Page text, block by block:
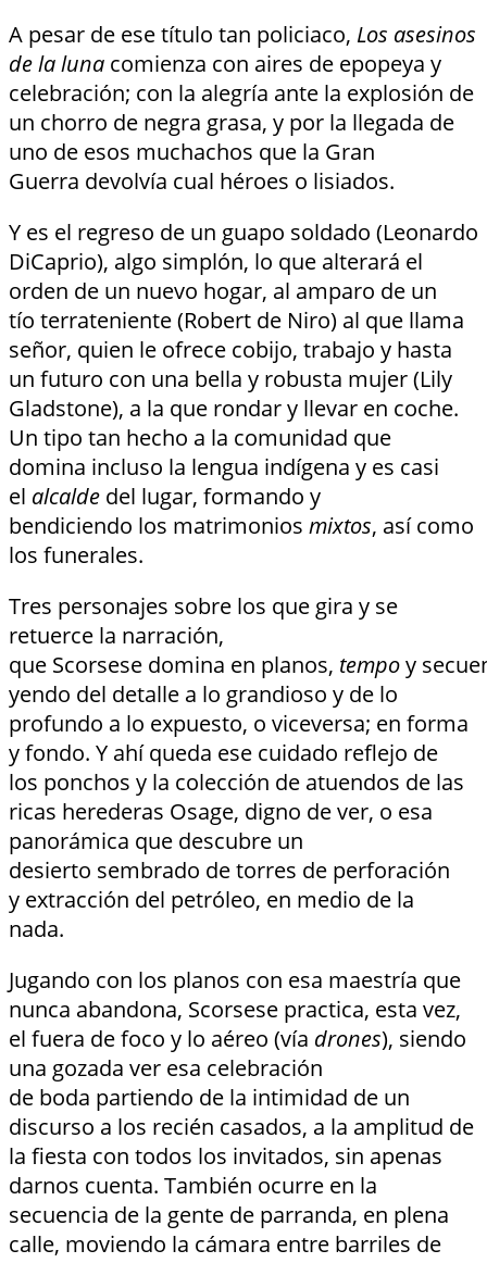
A pesar de ese título tan policiaco, Los asesinos
de la luna comienza con aires de epopeya y
celebración; con la alegría ante la explosión de
un chorro de negra grasa, y por la llegada de
uno de esos muchachos que la Gran
Guerra devolvía cual héroes o lisiados.
Y es el regreso de un guapo soldado (Leonardo
DiCaprio), algo simplón, lo que alterará el
orden de un nuevo hogar, al amparo de un
tío terrateniente (Robert de Niro) al que llama
señor, quien le ofrece cobijo, trabajo y hasta
un futuro con una bella y robusta mujer (Lily
Gladstone), a la que rondar y llevar en coche.
Un tipo tan hecho a la comunidad que
domina incluso la lengua indígena y es casi
el alcalde del lugar, formando y
bendiciendo los matrimonios mixtos, así como
los funerales.
Tres personajes sobre los que gira y se
retuerce la narración,
que Scorsese domina en planos, tempoy
yendo del detalle a lo grandioso y de lo
profundo a lo expuesto, o viceversa; en forma
y fondo. Y ahí queda ese cuidado reflejo de
los ponchos y la colección de atuendos de las
ricas herederas Osage, digno de ver, o esa
panorámica que descubre un
desierto sembrado de torres de perforación
y extracción del petróleo, en medio de la
nada.
Jugando con los planos con esa maestría que
nunca abandona, Scorsese practica, esta vez,
el fuera de foco y lo aéreo (vía drones), siendo
una gozada ver esa celebración
de boda partiendo de la intimidad de un
discurso a los recién casados, a la amplitud de
la fiesta con todos los invitados, sin apenas
darnos cuenta. También ocurre en la
secuencia de la gente de parranda, en plena
calle, moviendo la cámara entre barriles de